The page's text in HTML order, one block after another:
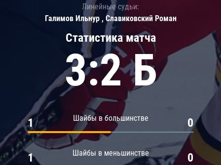
Статистика матча
3:2 Б
Шайбы в большинстве
1 0
Шайбы в меньшинстве
1 0
Линейные судьи:
Галимов Ильнур , Славиковский Роман